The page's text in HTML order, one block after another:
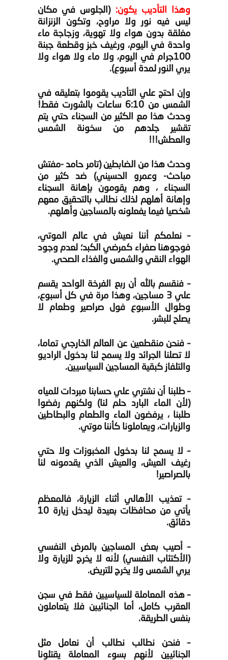
وهذا التأديب يكون: (الجلوس في مكان
ليس فيه نور ولا مراوح، وتكون الزنزانة
مغلقة بدون هواء ولا تهوية، وزجاجة ماء
واحدة في اليوم، ورغيف خبز وقطعة جبنة
100جرام في اليوم، ولا ماء ولا هواء ولا
يري النور لمدة أسبوع).
وإن احتج علي التأديب يقوموا بتعليقه في
الشمس من 6:10 ساعات بالشورت فقط!
وحدث هذا مع الكثير من السجناء حتي يتم
تقشير جلدهم من سخونة الشمس
والعطش!!!
وحدث هذا من الضابطين (تامر حامد -مفتش
مباحث- وعمرو الحسيني) ضد كثير من
السجناء ، وهم يقومون بإهانة السجناء
وإهانة أهلهم لذلك نطالب بالتحقيق معهم
شخصيا فيما يفعلونه بالمساجين وأهلهم.
– نعلمكم أننا نعيش في عالم الموتي،
فوجوهنا صفراء كمرضي الكبد؛ لعدم وجود
الهواء النقي والشمس والغذاء الصحي.
– فنقسم بالله أن ربع الفرخة الواحد يقسم
علي 3 مساجين، وهذا مرة في كل أسبوع،
وطوال الأسبوع فول صراصير وطعام لا
يصلح للبشر.
– فنحن منقطعين عن العالم الخارجي تماما،
لا تصلنا الجرائد ولا يسمح لنا بدخول الراديو
والتلفاز كبقية المساجين السياسيين.
– طلبنا أن نشتري علي حسابنا مبردات للمياه
(لأن الماء البارد حلم لنا) ولكنهم رفضوا
طلبنا ، يرفضون الماء والطعام والبطاطين
والزيارات، ويعاملونا كأننا موتي.
– لا يسمح لنا بدخول المخبوزات ولا حتي
رغيف العيش، والعيش الذي يقدمونه لنا
بالصراصير!
– تعذيب الأهالي أثناء الزيارة، فالمعظم
يأتي من محافظات بعيدة ليدخل زيارة 10
دقائق.
– أصيب بعض المساجين بالمرض النفسي
(الأكتئاب النفسي) لأنه لا يخرج للزيارة ولا
يري الشمس ولا يخرج للتريض.
– هذه المعاملة للسياسيين فقط في سجن
العقرب كامل، أما الجنائيين فلا يتعاملون
بنفس الطريقة.
– فنحن نطالب نطالب أن نعامل مثل
الجنائيين لأنهم بسوء المعاملة يقتلونا